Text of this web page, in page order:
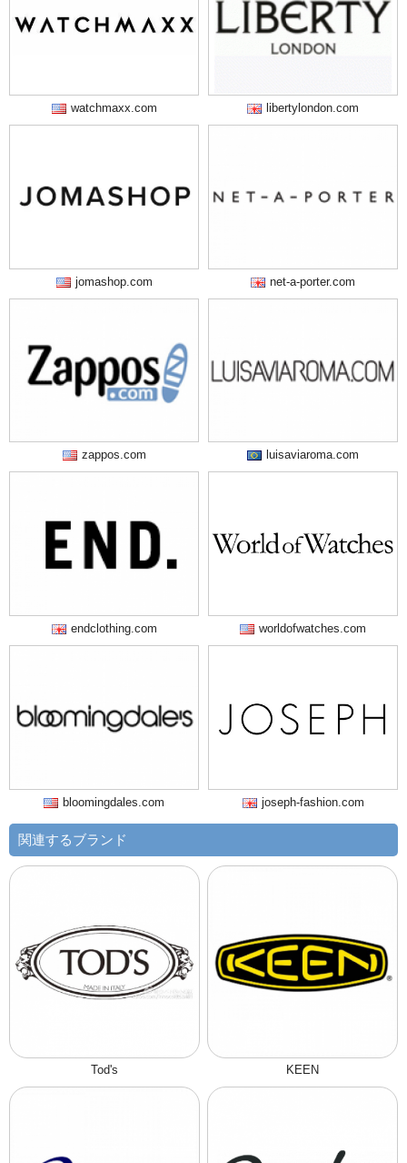
watchmaxx.com libertylondon.com
jomashop.com net-a-porter.com
zappos.com luisaviaroma.com
endclothing.com worldofwatches.com
bloomingdales.com joseph-fashion.com
関連するブランド
Tod's KEEN